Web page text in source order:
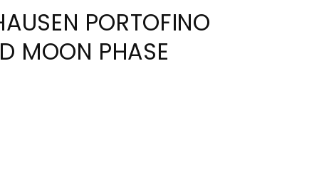
PORTOFINO
MOON PHASE